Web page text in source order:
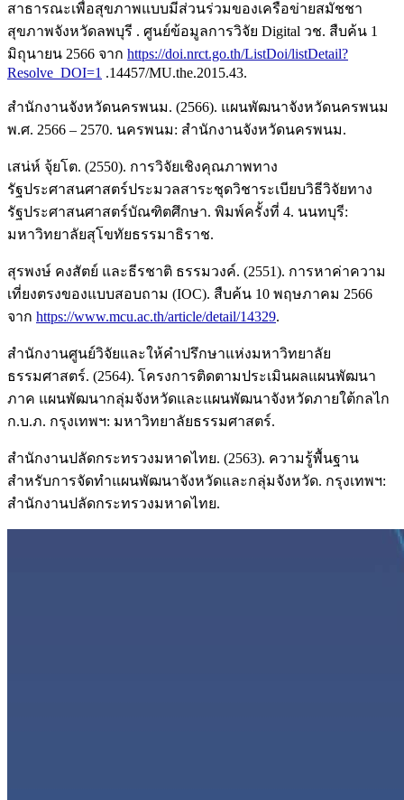
สาธารณะเพื่อสุขภาพแบบมีส่วนร่วมของเครือข่ายสมัชชา
สุขภาพจังหวัดลพบุรี . ศูนย์ข้อมูลการวิจัย Digital วช. สืบค้น 1
มิถุนายน 2566 จาก https://doi.nrct.go.th/ListDoi/listDetail?
Resolve_DOI=1 .14457/MU.the.2015.43.
สำนักงานจังหวัดนครพนม. (2566). แผนพัฒนาจังหวัดนครพนม
พ.ศ. 2566 – 2570. นครพนม: สำนักงานจังหวัดนครพนม.
เสน่ห์ จุ้ยโต. (2550). การวิจัยเชิงคุณภาพทาง
รัฐประศาสนศาสตร์ประมวลสาระชุดวิชาระเบียบวิธีวิจัยทาง
รัฐประศาสนศาสตร์บัณฑิตศึกษา. พิมพ์ครั้งที่ 4. นนทบุรี:
มหาวิทยาลัยสุโขทัยธรรมาธิราช.
สุรพงษ์ คงสัตย์ และธีรชาติ ธรรมวงค์. (2551). การหาค่าความ
เที่ยงตรงของแบบสอบถาม (IOC). สืบค้น 10 พฤษภาคม 2566
จาก https://www.mcu.ac.th/article/detail/14329.
สำนักงานศูนย์วิจัยและให้คำปรึกษาแห่งมหาวิทยาลัย
ธรรมศาสตร์. (2564). โครงการติดตามประเมินผลแผนพัฒนา
ภาค แผนพัฒนากลุ่มจังหวัดและแผนพัฒนาจังหวัดภายใต้กลไก
ก.บ.ภ. กรุงเทพฯ: มหาวิทยาลัยธรรมศาสตร์.
สำนักงานปลัดกระทรวงมหาดไทย. (2563). ความรู้พื้นฐาน
สำหรับการจัดทำแผนพัฒนาจังหวัดและกลุ่มจังหวัด. กรุงเทพฯ:
สำนักงานปลัดกระทรวงมหาดไทย.